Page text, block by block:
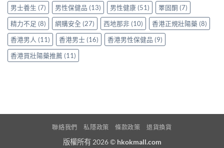
南〉
中
男士養生 (7) 男性保健品 (13) 男性健康 (51) 睪固酮 (7)
精力不足 (8) 網購安全 (27) 西地那非 (10) 香港正規壯陽藥 (8)
香港男人 (11) 香港男士 (16) 香港男性保健品 (9)
香港買壯陽藥推薦 (11)
聯絡我們 私隱政策 條款政策 退貨換貨
版權所有 2026 © hkokmall.com